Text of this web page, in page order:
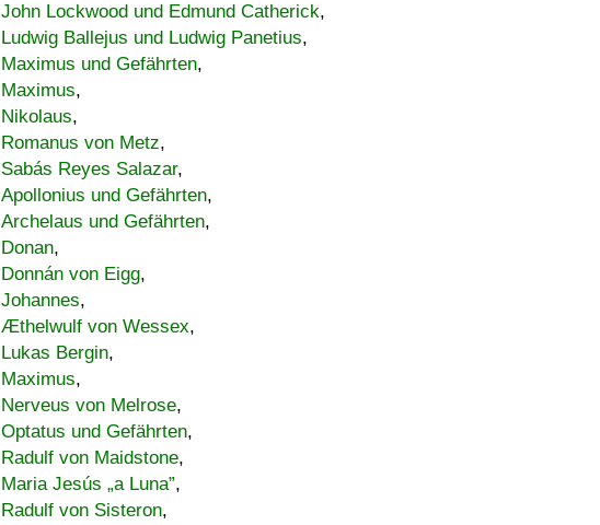
John Lockwood und Edmund Catherick,
Ludwig Ballejus und Ludwig Panetius,
Maximus und Gefährten,
Maximus,
Nikolaus,
Romanus von Metz,
Sabás Reyes Salazar,
Apollonius und Gefährten,
Archelaus und Gefährten,
Donan,
Donnán von Eigg,
Johannes,
Æthelwulf von Wessex,
Lukas Bergin,
Maximus,
Nerveus von Melrose,
Optatus und Gefährten,
Radulf von Maidstone,
Maria Jesús „a Luna”,
Radulf von Sisteron,